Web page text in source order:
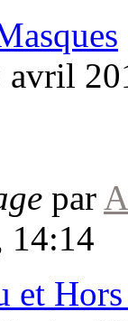
avril
par
14:14
et Hors